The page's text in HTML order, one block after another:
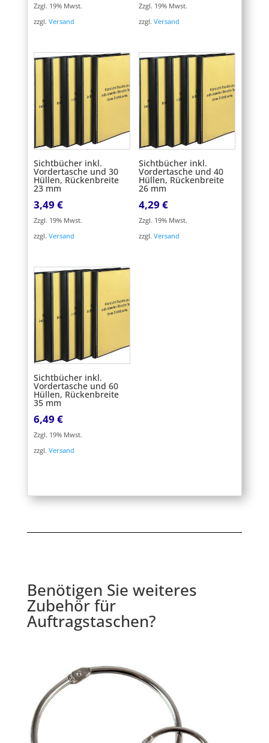
Zzgl. 19% Mwst.
zzgl. Versand
Zzgl. 19% Mwst.
zzgl. Versand
Sichtbücher inkl.
Vordertasche und 30
Hüllen, Rückenbreite
23 mm
3,49 €
Zzgl. 19% Mwst.
zzgl. Versand
Sichtbücher inkl.
Vordertasche und 40
Hüllen, Rückenbreite
26 mm
4,29 €
Zzgl. 19% Mwst.
zzgl. Versand
Sichtbücher inkl.
Vordertasche und 60
Hüllen, Rückenbreite
35 mm
6,49 €
Zzgl. 19% Mwst.
zzgl. Versand
Benötigen Sie weiteres
Zubehör für
Auftragstaschen?